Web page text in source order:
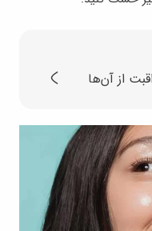
از آن‌ها